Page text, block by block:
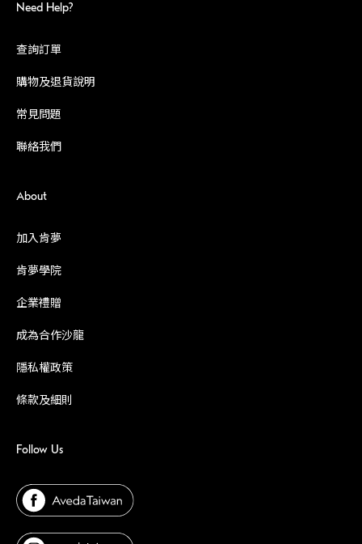
About
加入肯夢
肯夢學院
企業禮贈
成為合作沙龍
隱私權政策
條款及細則
Need Help?
查詢訂單
購物及退貨說明
常見問題
聯絡我們
Follow Us